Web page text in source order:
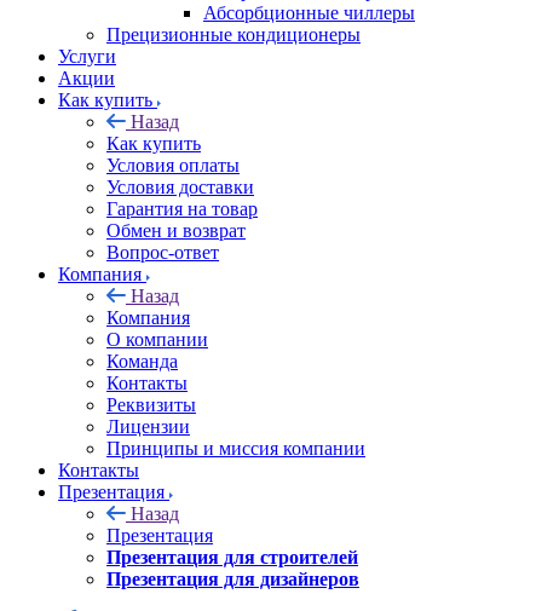
Абсорбционные чиллеры
Прецизионные кондиционеры
Услуги
Акции
Как купить
Назад
Как купить
Условия оплаты
Условия доставки
Гарантия на товар
Обмен и возврат
Вопрос-ответ
Компания
Назад
Компания
О компании
Команда
Контакты
Реквизиты
Лицензии
Принципы и миссия компании
Контакты
Презентация
Назад
Презентация
Презентация для строителей
Презентация для дизайнеров